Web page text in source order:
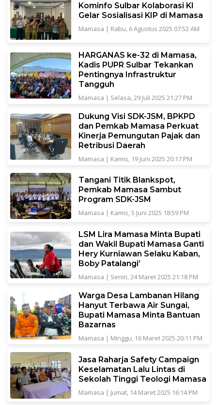
Kominfo Sulbar Kolaborasi KI
Gelar Sosialisasi KIP di Mamasa
Mamasa | Rabu, 6 Agustus 2025 07:52 AM
HARGANAS ke-32 di Mamasa,
Kadis PUPR Sulbar Tekankan
Pentingnya Infrastruktur
Tangguh
Mamasa | Selasa, 29 Juli 2025 21:27 PM
Dukung Visi SDK-JSM, BPKPD
dan Pemkab Mamasa Perkuat
Kinerja Pemungutan Pajak dan
Retribusi Daerah
Mamasa | Kamis, 19 Juni 2025 20:17 PM
Tangani Titik Blankspot,
Pemkab Mamasa Sambut
Program SDK-JSM
Mamasa | Kamis, 5 Juni 2025 18:59 PM
LSM Lira Mamasa Minta Bupati
dan Wakil Bupati Mamasa Ganti
Hery Kurniawan Selaku Kaban,
Boby Patalangi’
Mamasa | Senin, 24 Maret 2025 21:18 PM
Warga Desa Lambanan Hilang
Hanyut Terbawa Air Sungai,
Bupati Mamasa Minta Bantuan
Bazarnas
Mamasa | Minggu, 16 Maret 2025 20:11 PM
Jasa Raharja Safety Campaign
Keselamatan Lalu Lintas di
Sekolah Tinggi Teologi Mamasa
Mamasa | Jumat, 14 Maret 2025 16:14 PM